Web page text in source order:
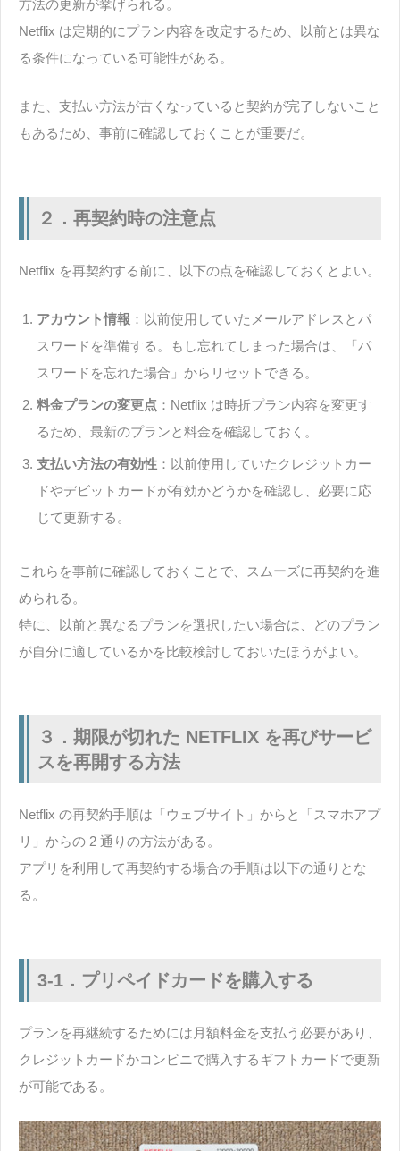
方法の更新が挙げられる。
Netflix は定期的にプラン内容を改定するため、以前とは異な
る条件になっている可能性がある。
また、支払い方法が古くなっていると契約が完了しないこと
もあるため、事前に確認しておくことが重要だ。
２．再契約時の注意点
Netflix を再契約する前に、以下の点を確認しておくとよい。
アカウント情報 ：以前使用していたメールアドレスとパ
スワードを準備する。もし忘れてしまった場合は、「パ
スワードを忘れた場合」からリセットできる。
料金プランの変更点 ：Netflix は時折プラン内容を変更す
るため、最新のプランと料金を確認しておく。
支払い方法の有効性 ：以前使用していたクレジットカー
ドやデビットカードが有効かどうかを確認し、必要に応
じて更新する。
これらを事前に確認しておくことで、スムーズに再契約を進
められる。
特に、以前と異なるプランを選択したい場合は、どのプラン
が自分に適しているかを比較検討しておいたほうがよい。
３．期限が切れた NETFLIX を再びサービ
スを再開する方法
Netflix の再契約手順は「ウェブサイト」からと「スマホアプ
リ」からの 2 通りの方法がある。
アプリを利用して再契約する場合の手順は以下の通りとな
る。
3-1．プリペイドカードを購入する
プランを再継続するためには月額料金を支払う必要があり、
クレジットカードかコンビニで購入するギフトカードで更新
が可能である。